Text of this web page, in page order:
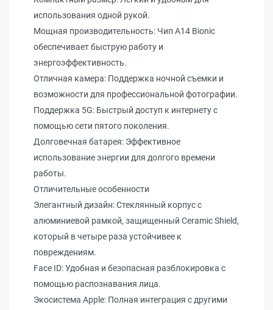
использования одной рукой.
Мощная производительность: Чип A14 Bionic
обеспечивает быструю работу и
энергоэффективность.
Отличная камера: Поддержка ночной съемки и
возможности для профессиональной фотографии.
Поддержка 5G: Быстрый доступ к интернету с
помощью сети пятого поколения.
Долговечная батарея: Эффективное
использование энергии для долгого времени
работы.
Отличительные особенности
Элегантный дизайн: Стеклянный корпус с
алюминиевой рамкой, защищенный Ceramic Shield,
который в четыре раза устойчивее к
повреждениям.
Face ID: Удобная и безопасная разблокировка с
помощью распознавания лица.
Экосистема Apple: Полная интеграция с другими